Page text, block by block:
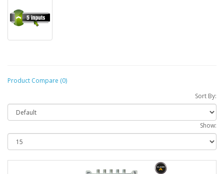
Product Compare (0)
Sort By:
Show: